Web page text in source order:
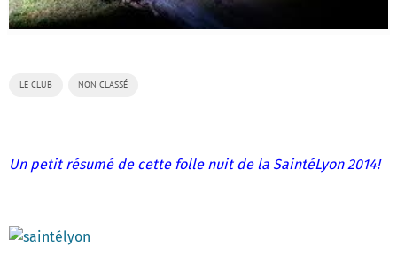
LE CLUB NON CLASSÉ
Un petit résumé de cette folle nuit de la SaintéLyon 2014!